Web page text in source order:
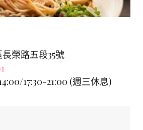
榮路五段35號
17:30-21:00 (週三休息)